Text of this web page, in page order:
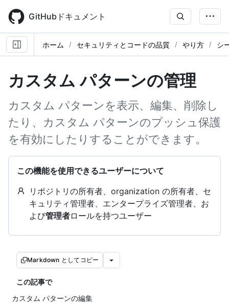
main
content
GitHubドキュメント
ホーム セキュリティとコードの品質 やり方 シ
カスタム パターンの管理
カスタム パターンを表示、編集、削除し
たり、カスタム パターンのプッシュ保護
を有効にしたりすることができます。
この機能を使用できるユーザーについて
リポジトリの所有者、organization の所有者、セ
キュリティ管理者、エンタープライズ管理者、お
よび管理者ロールを持つユーザー
Markdown としてコピー
この記事で
カスタム パターンの編集